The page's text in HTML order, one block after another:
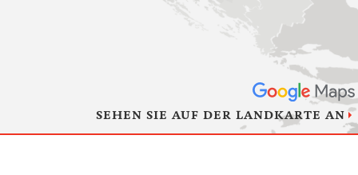
SEHEN SIE AUF DER LANDKARTE AN